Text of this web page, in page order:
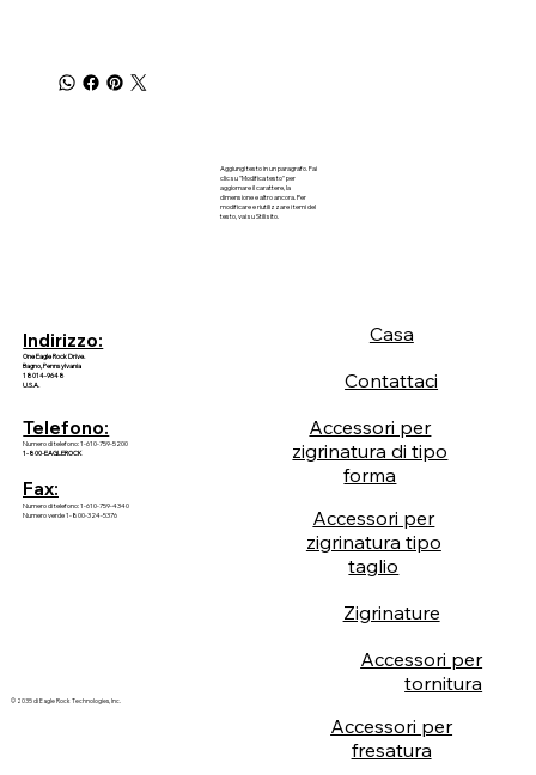
Aggiungi testo in un paragrafo. Fai
clic su "Modifica testo" per
aggiornare il carattere, la
dimensione e altro ancora. Per
modificare e riutilizzare i temi del
testo, vai su Stili sito.
Indirizzo:
One Eagle Rock Drive.
Bagno, Pennsylvania
18014-9648
U.S.A.
Telefono:
Numero di telefono: 1-610-759-5200
1-800-EAGLEROCK
Fax:
Numero di telefono: 1-610-759-4340
Numero verde 1-800-324-5376
© 2035 di Eagle Rock Technologies, Inc.
Casa
Contattaci
Accessori per
zigrinatura di tipo
forma
Accessori per
zigrinatura tipo
taglio
Zigrinature
Accessori per
tornitura
Accessori per
fresatura